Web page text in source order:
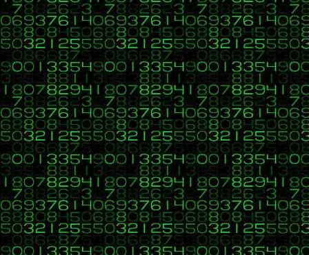
Operador -- (posterior): a-- * b == 8
(Ahora el valor de a es: 3)
Operadores de asignación compuestos
Valores iniciales: a = 4, b = 2
Asignación compuesta de suma: a += b equivale a = a + b
(Ahora el valor de a es: 6)
Asignación compuesta de resta: a -= b equivale a = a - b
(Ahora el valor de a es: 2)
Asignación compuesta de multiplicación: a *= b equivale a = a
(Ahora el valor de a es: 8 )
Asignación compuesta de división: a /= b equivale a = a / b
(Ahora el valor de a es: 2)
3 Aprender a programar desde cero/Re:Aprender a programar
«en:21 de Enero 2020, 08:58 »
Hola@WoodStock
El ejercicio está bien, pero los texto como:
Citar
Grupos y/o cantantes favoritos*:
Citar
Seleccione su edad:
Citar
*Puede seleccionar varias opciones(manteniendo
Deberías colocarlo dentro de las etiquetas<p></p>así no
Saludos